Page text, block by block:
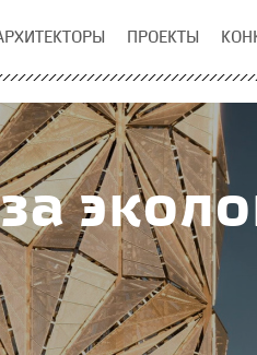
ПРОЕКТЫ